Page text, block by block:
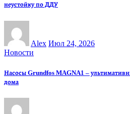
неустойку по ДДУ
Alex Июл 24, 2026
Новости
Насосы Grundfos MAGNA1 –
дома